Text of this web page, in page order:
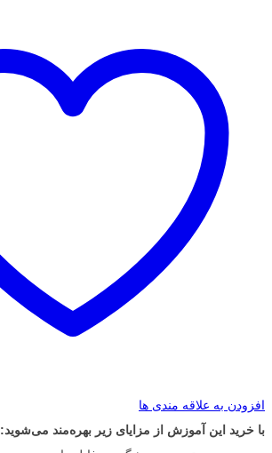
افزودن به علاقه مندی ها
با خرید این آموزش از مزایای زیر بهره‌مند می‌شوید: